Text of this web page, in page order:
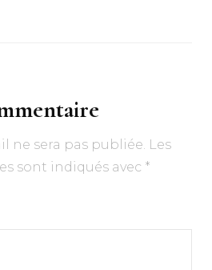
ne sera pas publiée. Les
sont indiqués avec *